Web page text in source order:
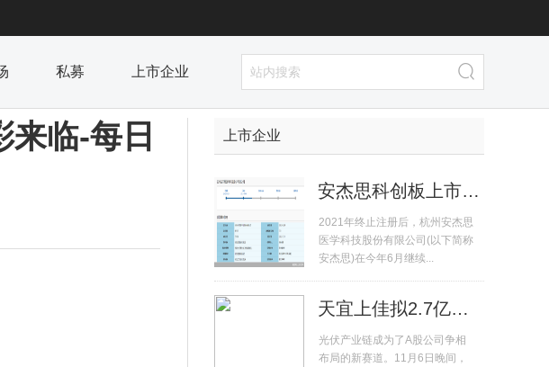
私募 上市企业
来临-每日
上市企业
安杰思科创板上市排队不足五个月...
2021年终止注册后，杭州安杰思
医学科技股份有限公司(以下简称
安杰思)在今年6月继续...
天宜上佳拟2.7亿元收购晶熠阳90%...
光伏产业链成为了A股公司争相
布局的新赛道。11月6日晚间，